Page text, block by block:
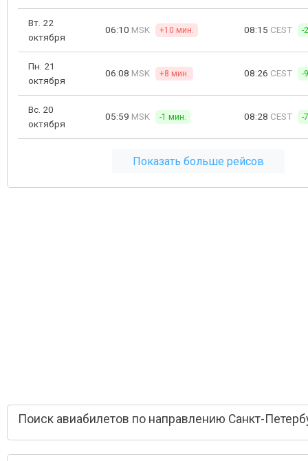
Вт. 22
октября
06:10 MSK +10 мин. 08:15 CEST -
Пн. 21
октября
06:08 MSK +8 мин. 08:26 CEST -
Вс. 20
октября
05:59 MSK -1 мин. 08:28 CEST -
Показать больше рейсов
Поиск авиабилетов по направлению Санкт-